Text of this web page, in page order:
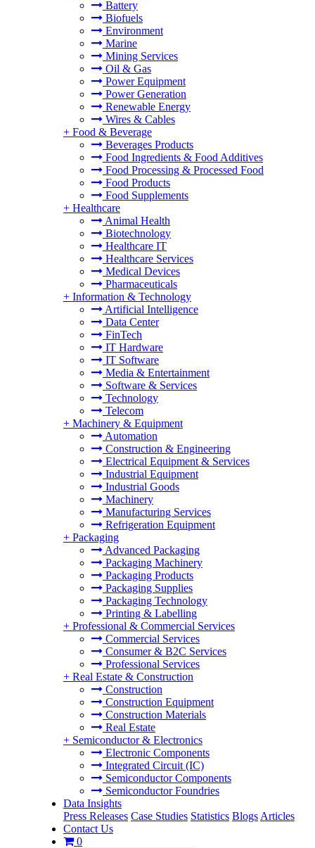
Battery
Biofuels
Environment
Marine
Mining Services
Oil & Gas
Power Equipment
Power Generation
Renewable Energy
Wires & Cables
+ Food & Beverage
Beverages Products
Food Ingredients & Food Additives
Food Processing & Processed Food
Food Products
Food Supplements
+ Healthcare
Animal Health
Biotechnology
Healthcare IT
Healthcare Services
Medical Devices
Pharmaceuticals
+ Information & Technology
Artificial Intelligence
Data Center
FinTech
IT Hardware
IT Software
Media & Entertainment
Software & Services
Technology
Telecom
+ Machinery & Equipment
Automation
Construction & Engineering
Electrical Equipment & Services
Industrial Equipment
Industrial Goods
Machinery
Manufacturing Services
Refrigeration Equipment
+ Packaging
Advanced Packaging
Packaging Machinery
Packaging Products
Packaging Supplies
Packaging Technology
Printing & Labelling
+ Professional & Commercial Services
Commercial Services
Consumer & B2C Services
Professional Services
+ Real Estate & Construction
Construction
Construction Equipment
Construction Materials
Real Estate
+ Semiconductor & Electronics
Electronic Components
Integrated Circuit (IC)
Semiconductor Components
Semiconductor Foundries
Data Insights
Press Releases Case Studies Statistics Blogs Articles
Contact Us
0